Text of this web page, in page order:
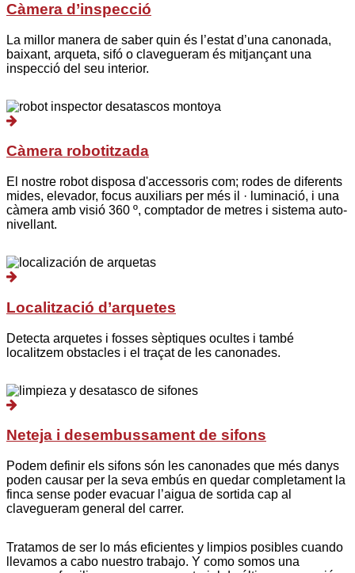
Càmera d’inspecció
La millor manera de saber quin és l’estat d’una canonada,
baixant, arqueta, sifó o clavegueram és mitjançant una
inspecció del seu interior.
Càmera robotitzada
El nostre robot disposa d'accessoris com; rodes de diferents
mides, elevador, focus auxiliars per més il · luminació, i una
càmera amb visió 360 º, comptador de metres i sistema auto-
nivellant.
Localització d’arquetes
Detecta arquetes i fosses sèptiques ocultes i també
localitzem obstacles i el traçat de les canonades.
Neteja i desembussament de sifons
Podem definir els sifons són les canonades que més danys
poden causar per la seva embús en quedar completament la
finca sense poder evacuar l’aigua de sortida cap al
clavegueram general del carrer.
Tratamos de ser lo más eficientes y limpios posibles cuando
llevamos a cabo nuestro trabajo. Y como somos una